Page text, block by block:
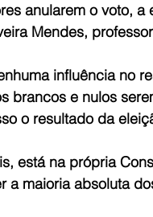
anularem o voto, a
Mendes,
influência no
brancos e nulos
o resultado da
está na própria
a maioria absoluta